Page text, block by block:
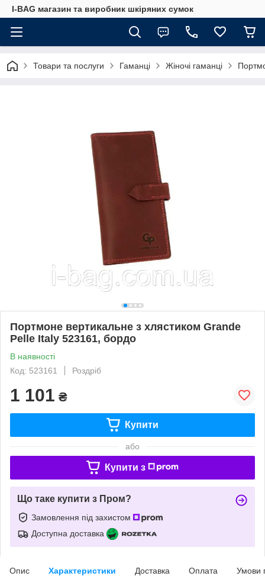
I-BAG магазин та виробник шкіряних сумок
Товари та послуги Гаманці Жіночі гаманці
Портмоне вертикальне з хлястиком Grande
Pelle Italy 523161, бордо
В наявності
Код: 523161
Роздріб
1 101 ₴
Купити
або
Купити з
Що таке купити з Пром?
Замовлення під захистом
Доступна доставка
Опис Характеристики Доставка Оплата Умови